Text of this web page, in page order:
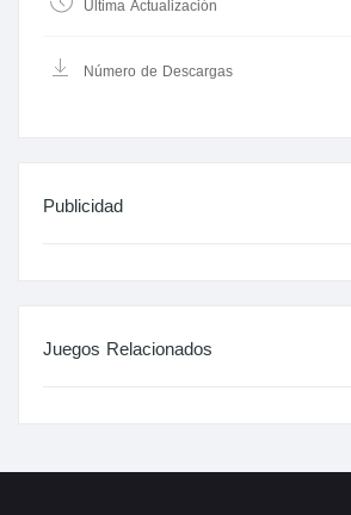
Número de Descargas
Publicidad
Juegos Relacionados